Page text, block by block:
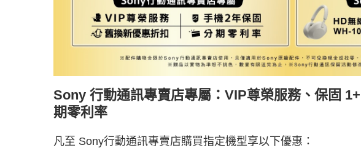
Sony 行動通訊專賣店專屬： VIP尊榮服務、保固
期零利率
凡至 Sony行動通訊專賣店購買指定機型享以下優惠：